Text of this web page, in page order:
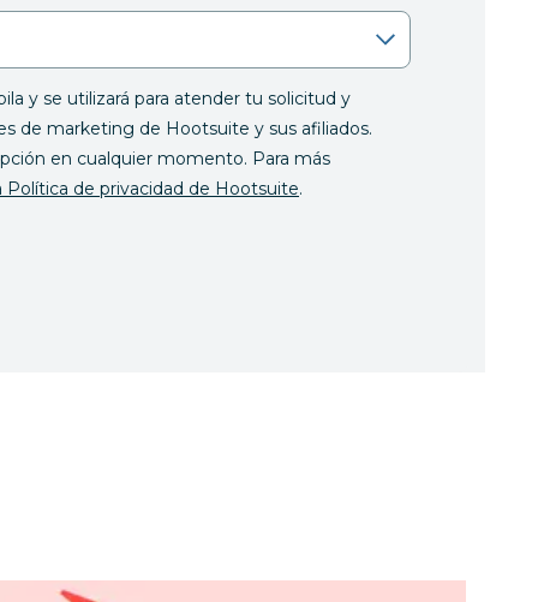
y se utilizará para atender tu solicitud y
de marketing de Hootsuite y sus afiliados.
en cualquier momento. Para más
Política de privacidad de Hootsuite.
información instantánea, potencia tu
Media Competitive Analysis Template